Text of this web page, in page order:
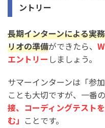
ントリー
長期インターンによる実
リオの準備ができたら、
エントリー しましょう。
サマーインターンは「参
ことも大切ですが、一番
接、コーディングテスト
む」 ことです。